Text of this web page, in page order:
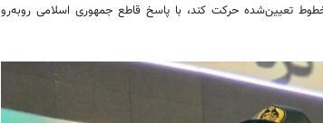
خطوط تعیین‌شده حرکت کند، با پاسخ قاطع جمهوری اسلامی روبه‌رو